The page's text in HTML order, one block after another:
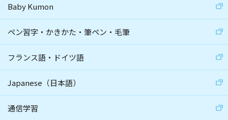
Baby Kumon
ペン習字・かきかた・筆ペン・毛筆
フランス語・ドイツ語
Japanese（日本語）
通信学習